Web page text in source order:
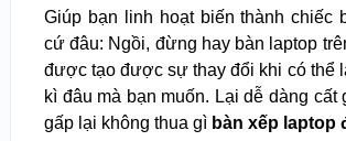
Giúp bạn linh hoạt biến thành chiếc
cứ đâu: Ngồi, đừng hay bàn laptop
được tạo được sự thay đổi khi có thể
kì đâu mà bạn muốn. Lại dễ dàng cất
gấp lại không thua gì bàn xếp laptop